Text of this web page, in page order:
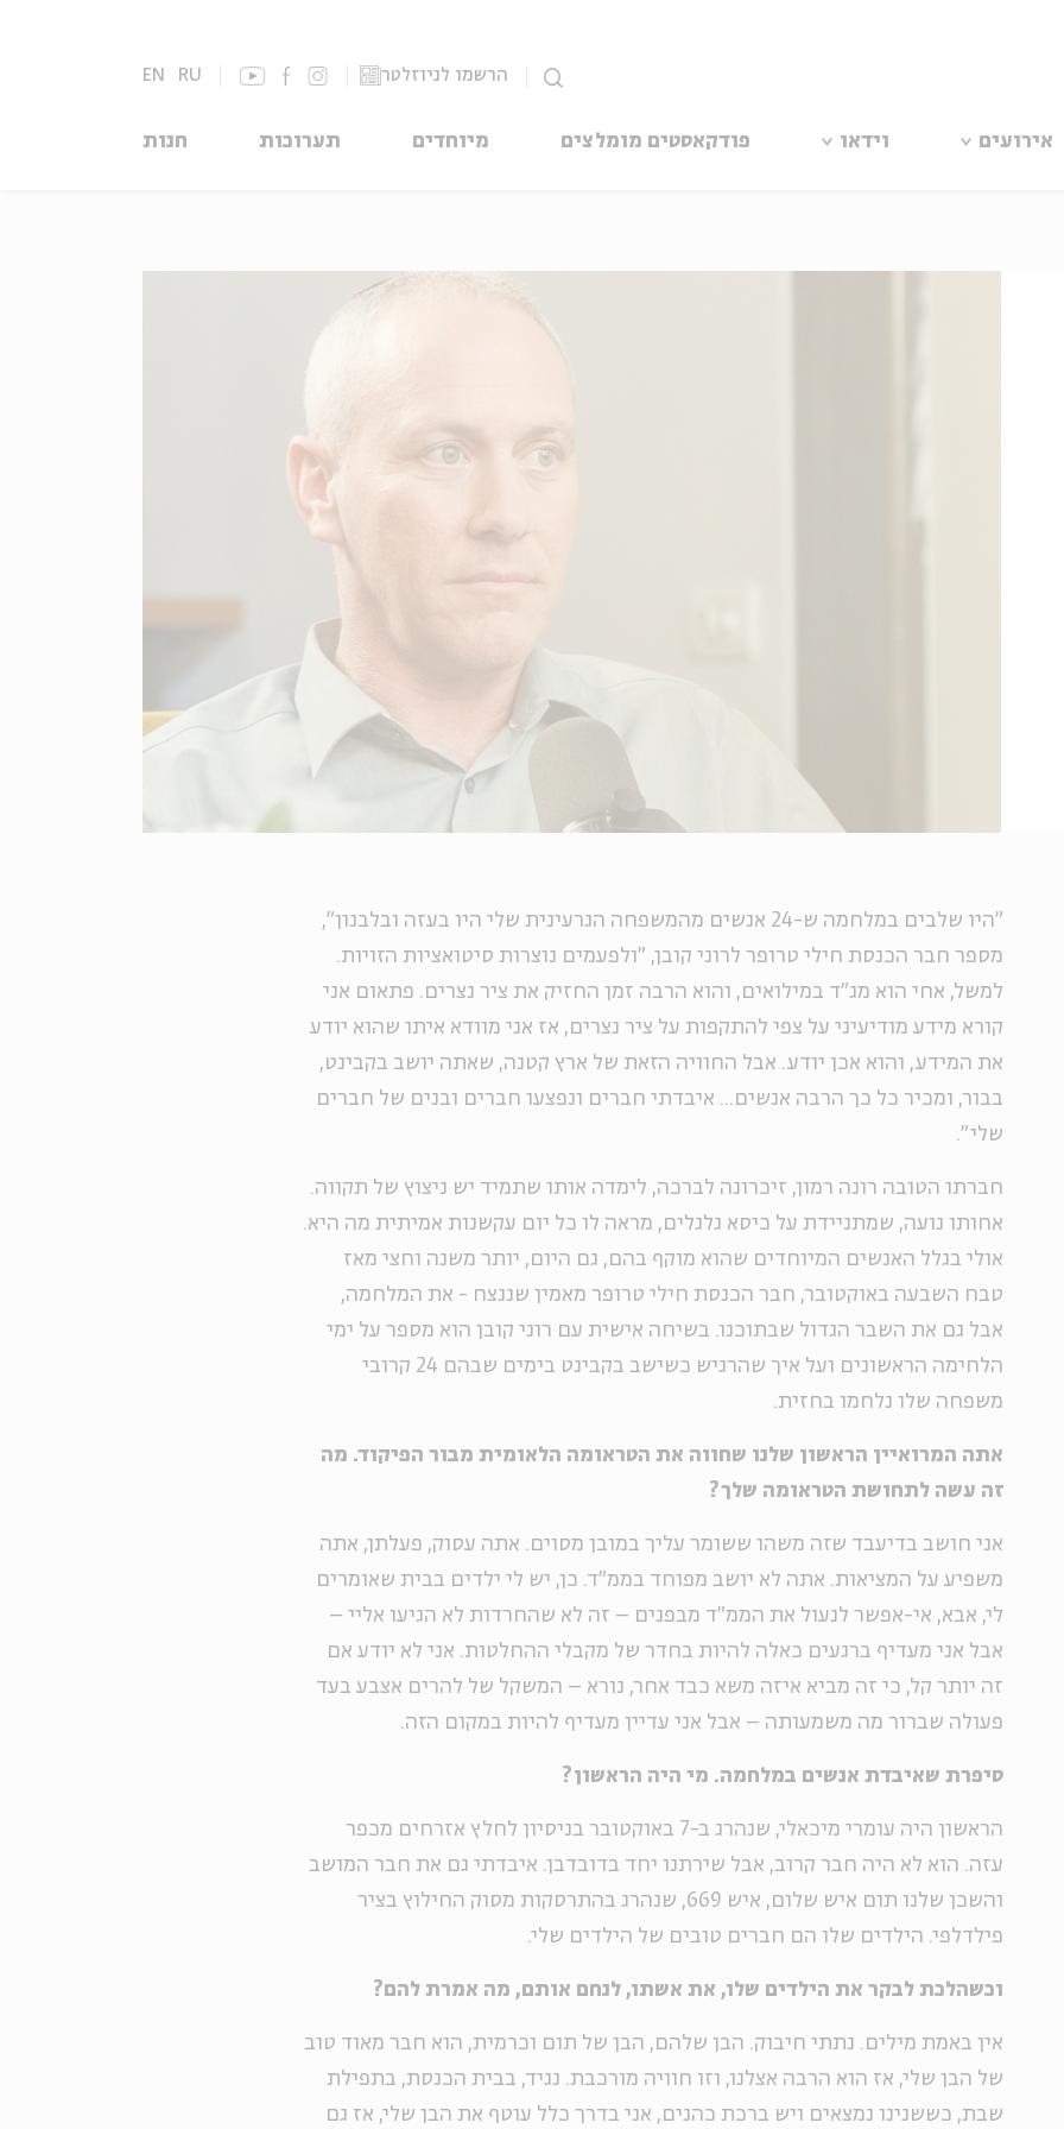
הרשמו לניוזלטר EN RU
אירועים וידאו פודקאסטים מומלצים מיוחדים תערוכות חנות
"היו שלבים במלחמה ש-24 אנשים מהמשפחה הגרעינית שלי היו בעזה ובלבנון",
מספר חבר הכנסת חילי טרופר לרוני קובן, "ולפעמים נוצרות סיטואציות הזויות.
למשל, אחי הוא מג"ד במילואים, והוא הרבה זמן החזיק את ציר נצרים. פתאום אני
קורא מידע מודיעיני על צפי להתקפות על ציר נצרים, אז אני מוודא איתו שהוא יודע
את המידע, והוא אכן יודע. אבל החוויה הזאת של ארץ קטנה, שאתה יושב בקבינט,
בבור, ומכיר כל כך הרבה אנשים... איבדתי חברים ונפצעו חברים ובנים של חברים
שלי".
חברתו הטובה רונה רמון, זיכרונה לברכה, לימדה אותו שתמיד יש ניצוץ של תקווה.
אחותו נועה, שמתניידת על כיסא גלגלים, מראה לו כל יום עקשנות אמיתית מה היא.
אולי בגלל האנשים המיוחדים שהוא מוקף בהם, גם היום, יותר משנה וחצי מאז
טבח השבעה באוקטובר, חבר הכנסת חילי טרופר מאמין שננצח - את המלחמה,
אבל גם את השבר הגדול שבתוכנו. בשיחה אישית עם רוני קובן הוא מספר על ימי
הלחימה הראשונים ועל איך שהרגיש כשישב בקבינט בימים שבהם 24 קרובי
משפחה שלו נלחמו בחזית.
אתה המרואיין הראשון שלנו שחווה את הטראומה הלאומית מבור הפיקוד. מה
זה עשה לתחושת הטראומה שלך?
אני חושב בדיעבד שזה משהו ששומר עליך במובן מסוים. אתה עסוק, פעלתן, אתה
משפיע על המציאות. אתה לא יושב מפוחד בממ"ד. כן, יש לי ילדים בבית שאומרים
לי, אבא, אי-אפשר לנעול את הממ"ד מבפנים – זה לא שהחרדות לא הגיעו אליי –
אבל אני מעדיף ברגעים כאלה להיות בחדר של מקבלי ההחלטות. אני לא יודע אם
זה יותר קל, כי זה מביא איזה משא כבד אחר, נורא – המשקל של להרים אצבע בעד
פעולה שברור מה משמעותה – אבל אני עדיין מעדיף להיות במקום הזה.
סיפרת שאיבדת אנשים במלחמה. מי היה הראשון?
הראשון היה עומרי מיכאלי, שנהרג ב-7 באוקטובר בניסיון לחלץ אזרחים מכפר
עזה. הוא לא היה חבר קרוב, אבל שירתנו יחד בדובדבן. איבדתי גם את חבר המושב
והשכן שלנו תום איש שלום, איש 669, שנהרג בהתרסקות מסוק החילוץ בציר
פילדלפי. הילדים שלו הם חברים טובים של הילדים שלי.
וכשהלכת לבקר את הילדים שלו, את אשתו, לנחם אותם, מה אמרת להם?
אין באמת מילים. נתתי חיבוק. הבן שלהם, הבן של תום וכרמית, הוא חבר מאוד טוב
של הבן שלי, אז הוא הרבה אצלנו, וזו חוויה מורכבת. נגיד, בבית הכנסת, בתפילת
שבת, כששנינו נמצאים ויש ברכת כהנים, אני בדרך כלל עוטף את הבן שלי, אז גם